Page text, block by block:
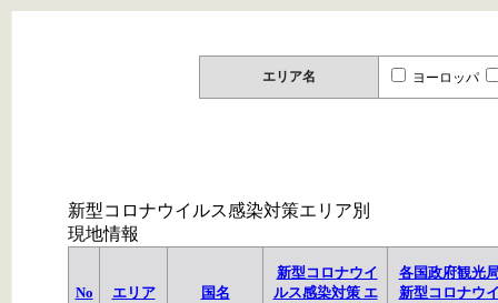
エリア名 ヨーロッパ
新型コロナウイルス感染対策エリア別
現地情報
No エリア 国名
新型コロナウイ
ルス感染対策 エ
各国政府観光
新型コロナウ